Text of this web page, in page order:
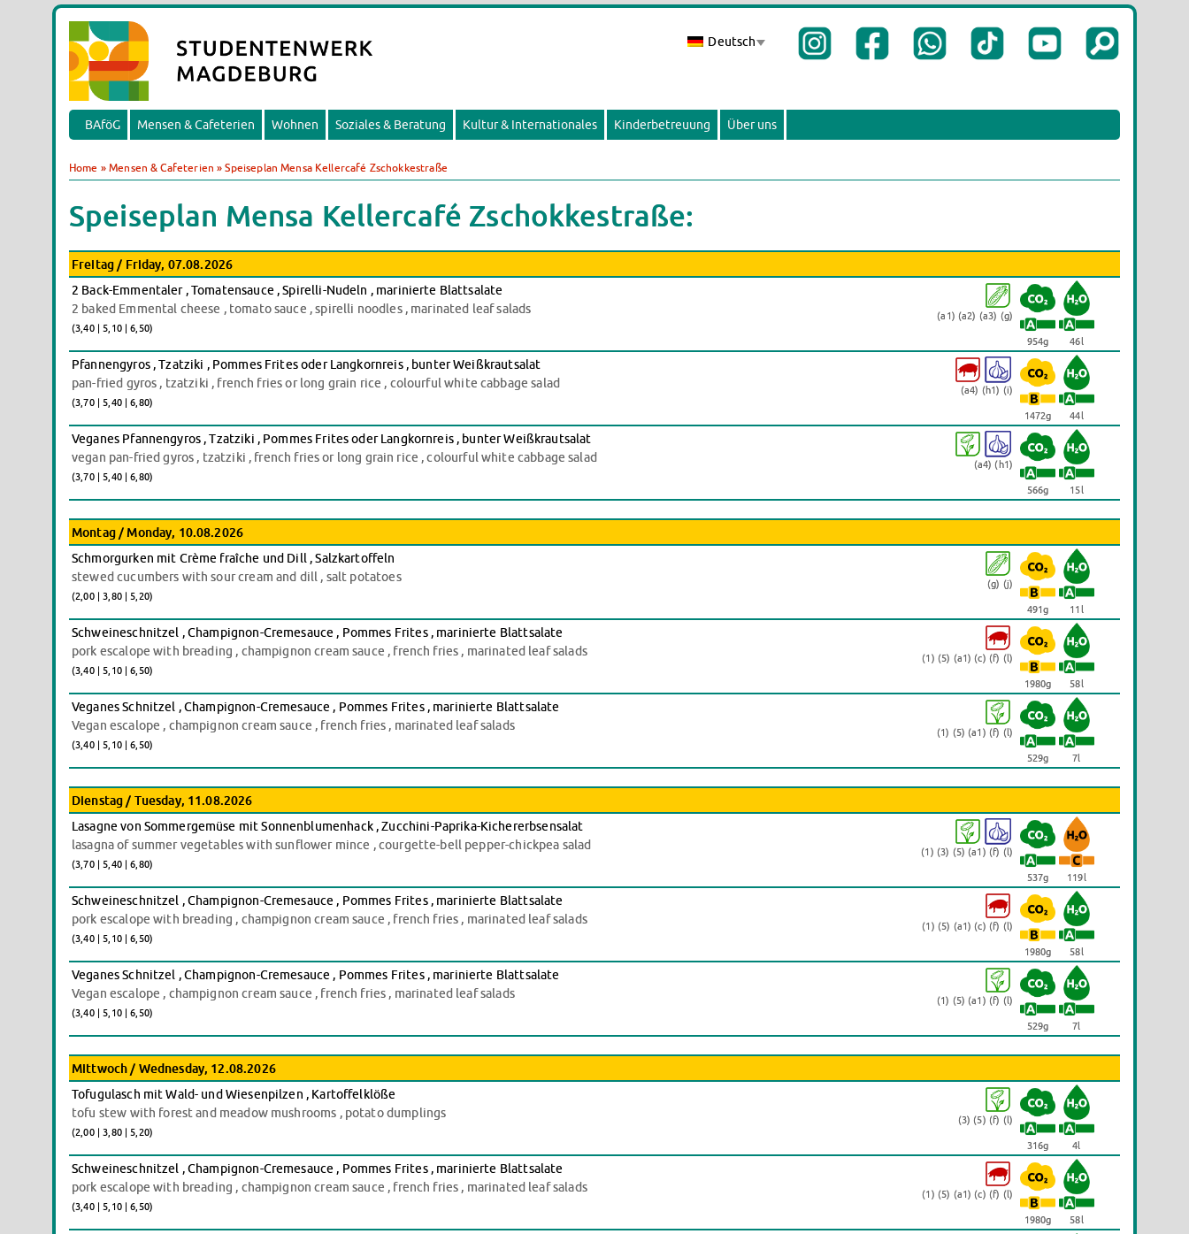
Deutsch
BAföG Mensen & Cafeterien Wohnen Soziales & Beratung Kultur & Internationales Kinderbetreuung Über uns
Home »Mensen & Cafeterien »Speiseplan Mensa Kellercafé Zschokkestraße
Speiseplan Mensa Kellercafé Zschokkestraße:
Freitag / Friday, 07.08.2026
2 Back-Emmentaler , Tomatensauce , Spirelli-Nudeln , marinierte Blattsalate
2 baked Emmental cheese , tomato sauce , spirelli noodles , marinated leaf salads
(3,40 | 5,10 | 6,50)
(a1) (a2) (a3) (g)
954g 46l
Pfannengyros , Tzatziki , Pommes Frites oder Langkornreis , bunter Weißkrautsalat
pan-fried gyros , tzatziki , french fries or long grain rice , colourful white cabbage salad
(3,70 | 5,40 | 6,80)
(a4) (h1) (i)
1472g 44l
Veganes Pfannengyros , Tzatziki , Pommes Frites oder Langkornreis , bunter Weißkrautsalat
vegan pan-fried gyros , tzatziki , french fries or long grain rice , colourful white cabbage salad
(3,70 | 5,40 | 6,80)
(a4) (h1)
566g 15l
Montag / Monday, 10.08.2026
Schmorgurken mit Crème fraîche und Dill , Salzkartoffeln
stewed cucumbers with sour cream and dill , salt potatoes
(2,00 | 3,80 | 5,20)
(g) (j)
491g 11l
Schweineschnitzel , Champignon-Cremesauce , Pommes Frites , marinierte Blattsalate
pork escalope with breading , champignon cream sauce , french fries , marinated leaf salads
(3,40 | 5,10 | 6,50)
(1) (5) (a1) (c) (f) (l)
1980g 58l
Veganes Schnitzel , Champignon-Cremesauce , Pommes Frites , marinierte Blattsalate
Vegan escalope , champignon cream sauce , french fries , marinated leaf salads
(3,40 | 5,10 | 6,50)
(1) (5) (a1) (f) (l)
529g 7l
Dienstag / Tuesday, 11.08.2026
Lasagne von Sommergemüse mit Sonnenblumenhack , Zucchini-Paprika-Kichererbsensalat
lasagna of summer vegetables with sunflower mince , courgette-bell pepper-chickpea salad
(3,70 | 5,40 | 6,80)
(1) (3) (5) (a1) (f) (l)
537g 119l
Schweineschnitzel , Champignon-Cremesauce , Pommes Frites , marinierte Blattsalate
pork escalope with breading , champignon cream sauce , french fries , marinated leaf salads
(3,40 | 5,10 | 6,50)
(1) (5) (a1) (c) (f) (l)
1980g 58l
Veganes Schnitzel , Champignon-Cremesauce , Pommes Frites , marinierte Blattsalate
Vegan escalope , champignon cream sauce , french fries , marinated leaf salads
(3,40 | 5,10 | 6,50)
(1) (5) (a1) (f) (l)
529g 7l
Mittwoch / Wednesday, 12.08.2026
Tofugulasch mit Wald- und Wiesenpilzen , Kartoffelklöße
tofu stew with forest and meadow mushrooms , potato dumplings
(2,00 | 3,80 | 5,20)
(3) (5) (f) (l)
316g 4l
Schweineschnitzel , Champignon-Cremesauce , Pommes Frites , marinierte Blattsalate
pork escalope with breading , champignon cream sauce , french fries , marinated leaf salads
(3,40 | 5,10 | 6,50)
(1) (5) (a1) (c) (f) (l)
1980g 58l